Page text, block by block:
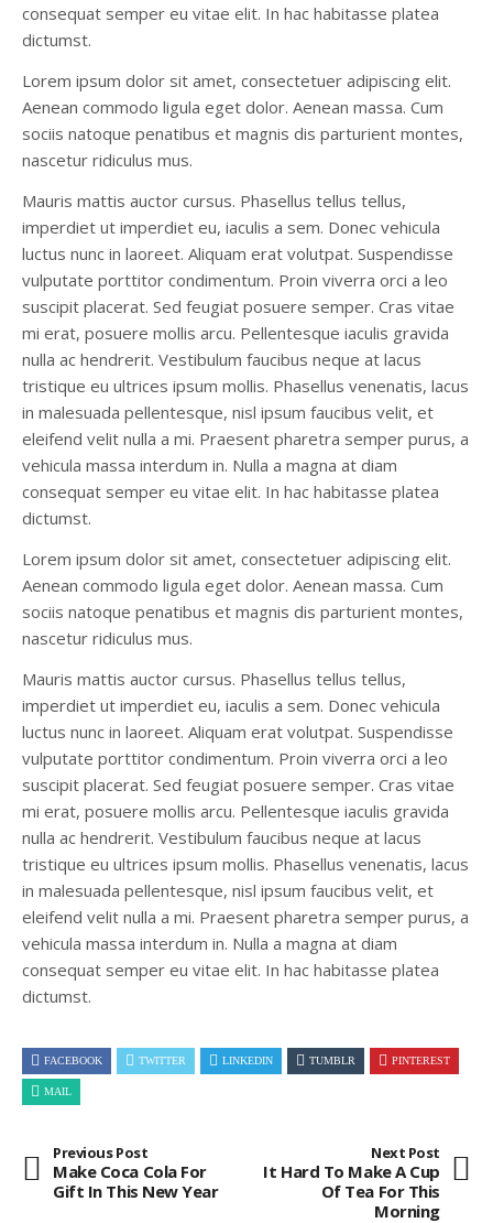
consequat semper eu vitae elit. In hac habitasse platea
dictumst.
Lorem ipsum dolor sit amet, consectetuer adipiscing elit.
Aenean commodo ligula eget dolor. Aenean massa. Cum
sociis natoque penatibus et magnis dis parturient montes,
nascetur ridiculus mus.
Mauris mattis auctor cursus. Phasellus tellus tellus,
imperdiet ut imperdiet eu, iaculis a sem. Donec vehicula
luctus nunc in laoreet. Aliquam erat volutpat. Suspendisse
vulputate porttitor condimentum. Proin viverra orci a leo
suscipit placerat. Sed feugiat posuere semper. Cras vitae
mi erat, posuere mollis arcu. Pellentesque iaculis gravida
nulla ac hendrerit. Vestibulum faucibus neque at lacus
tristique eu ultrices ipsum mollis. Phasellus venenatis, lacus
in malesuada pellentesque, nisl ipsum faucibus velit, et
eleifend velit nulla a mi. Praesent pharetra semper purus, a
vehicula massa interdum in. Nulla a magna at diam
consequat semper eu vitae elit. In hac habitasse platea
dictumst.
Lorem ipsum dolor sit amet, consectetuer adipiscing elit.
Aenean commodo ligula eget dolor. Aenean massa. Cum
sociis natoque penatibus et magnis dis parturient montes,
nascetur ridiculus mus.
Mauris mattis auctor cursus. Phasellus tellus tellus,
imperdiet ut imperdiet eu, iaculis a sem. Donec vehicula
luctus nunc in laoreet. Aliquam erat volutpat. Suspendisse
vulputate porttitor condimentum. Proin viverra orci a leo
suscipit placerat. Sed feugiat posuere semper. Cras vitae
mi erat, posuere mollis arcu. Pellentesque iaculis gravida
nulla ac hendrerit. Vestibulum faucibus neque at lacus
tristique eu ultrices ipsum mollis. Phasellus venenatis, lacus
in malesuada pellentesque, nisl ipsum faucibus velit, et
eleifend velit nulla a mi. Praesent pharetra semper purus, a
vehicula massa interdum in. Nulla a magna at diam
consequat semper eu vitae elit. In hac habitasse platea
dictumst.
FACEBOOK TWITTER LINKEDIN TUMBLR PINTEREST
MAIL
Previous Post
Make Coca Cola For
Gift In This New Year
Next Post
It Hard To Make A Cup
Of Tea For This
Morning